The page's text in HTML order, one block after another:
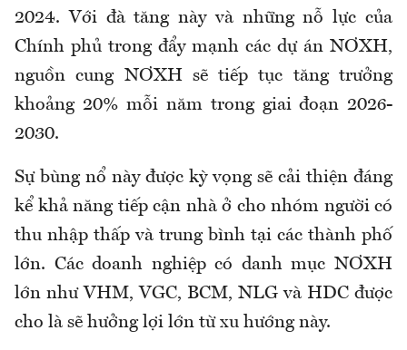
2024. Với đà tăng này và những nỗ lực của
Chính phủ trong đẩy mạnh các dự án NƠXH,
nguồn cung NƠXH sẽ tiếp tục tăng trưởng
khoảng 20% mỗi năm trong giai đoạn 2026-
2030.
Sự bùng nổ này được kỳ vọng sẽ cải thiện đáng
kể khả năng tiếp cận nhà ở cho nhóm người có
thu nhập thấp và trung bình tại các thành phố
lớn. Các doanh nghiệp có danh mục NƠXH
lớn như VHM, VGC, BCM, NLG và HDC được
cho là sẽ hưởng lợi lớn từ xu hướng này.